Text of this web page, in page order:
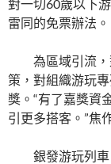
對一切60歲以下
雷同的免票辦法。
為區域引流
策，對組織游玩
獎。“有了嘉獎資
引更多搭客。”焦
銀發游玩列